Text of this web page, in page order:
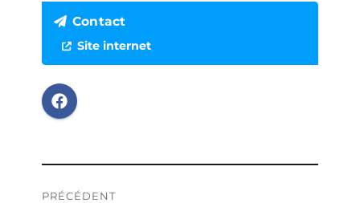
Contact
Site internet
PRÉCÉDENT